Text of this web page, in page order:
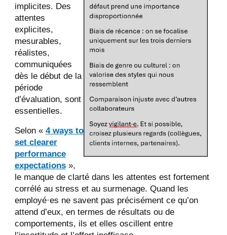
implicites. Des
attentes
explicites,
mesurables,
réalistes,
communiquées
dès le début de la
période
d’évaluation, sont
essentielles.
Selon « 4 ways to
set clearer
performance
expectations»,
le manque de clarté dans les attentes est fortement
corrélé au stress et au surmenage. Quand les
employé·es ne savent pas précisément ce qu’on
attend d’eux, en termes de résultats ou de
comportements, ils et elles oscillent entre